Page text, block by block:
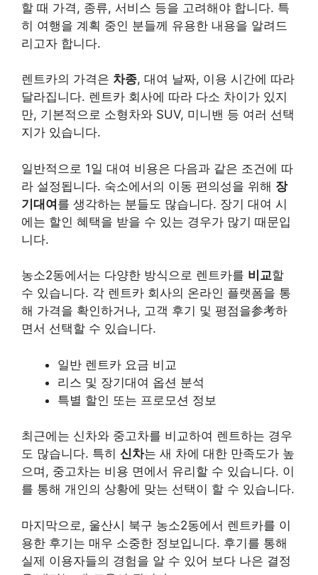
할 때 가격, 종류, 서비스 등을 고려해야 합니다. 특
히 여행을 계획 중인 분들께 유용한 내용을 알려드
리고자 합니다.
렌트카의 가격은 차종, 대여 날짜, 이용 시간에 따라
달라집니다. 렌트카 회사에 따라 다소 차이가 있지
만, 기본적으로 소형차와 SUV, 미니밴 등 여러 선택
지가 있습니다.
일반적으로 1일 대여 비용은 다음과 같은 조건에 따
라 설정됩니다. 숙소에서의 이동 편의성을 위해 장
기대여를 생각하는 분들도 많습니다. 장기 대여 시
에는 할인 혜택을 받을 수 있는 경우가 많기 때문입
니다.
농소2동에서는 다양한 방식으로 렌트카를 비교할
수 있습니다. 각 렌트카 회사의 온라인 플랫폼을 통
해 가격을 확인하거나, 고객 후기 및 평점을参考하
면서 선택할 수 있습니다.
일반 렌트카 요금 비교
리스 및 장기대여 옵션 분석
특별 할인 또는 프로모션 정보
최근에는 신차와 중고차를 비교하여 렌트하는 경우
도 많습니다. 특히 신차는 새 차에 대한 만족도가 높
으며, 중고차는 비용 면에서 유리할 수 있습니다. 이
를 통해 개인의 상황에 맞는 선택이 할 수 있습니다.
마지막으로, 울산시 북구 농소2동에서 렌트카를 이
용한 후기는 매우 소중한 정보입니다. 후기를 통해
실제 이용자들의 경험을 알 수 있어 보다 나은 결정